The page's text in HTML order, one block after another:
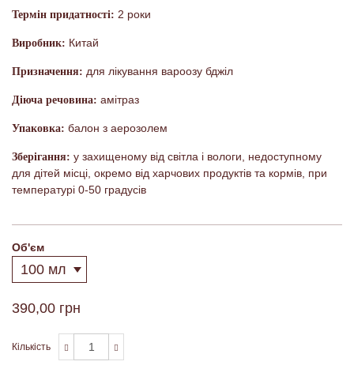
Термін придатності: 2 роки
Виробник: Китай
Призначення: для лікування вароозу бджіл
Діюча речовина: амітраз
Упаковка: балон з аерозолем
Зберігання: у захищеному від світла і вологи, недоступному
для дітей місці, окремо від харчових продуктів та кормів, при
температурі 0-50 градусів
Об'єм
390,00 грн
Кількість